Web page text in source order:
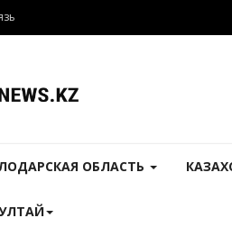
ОБЛАСТЬ